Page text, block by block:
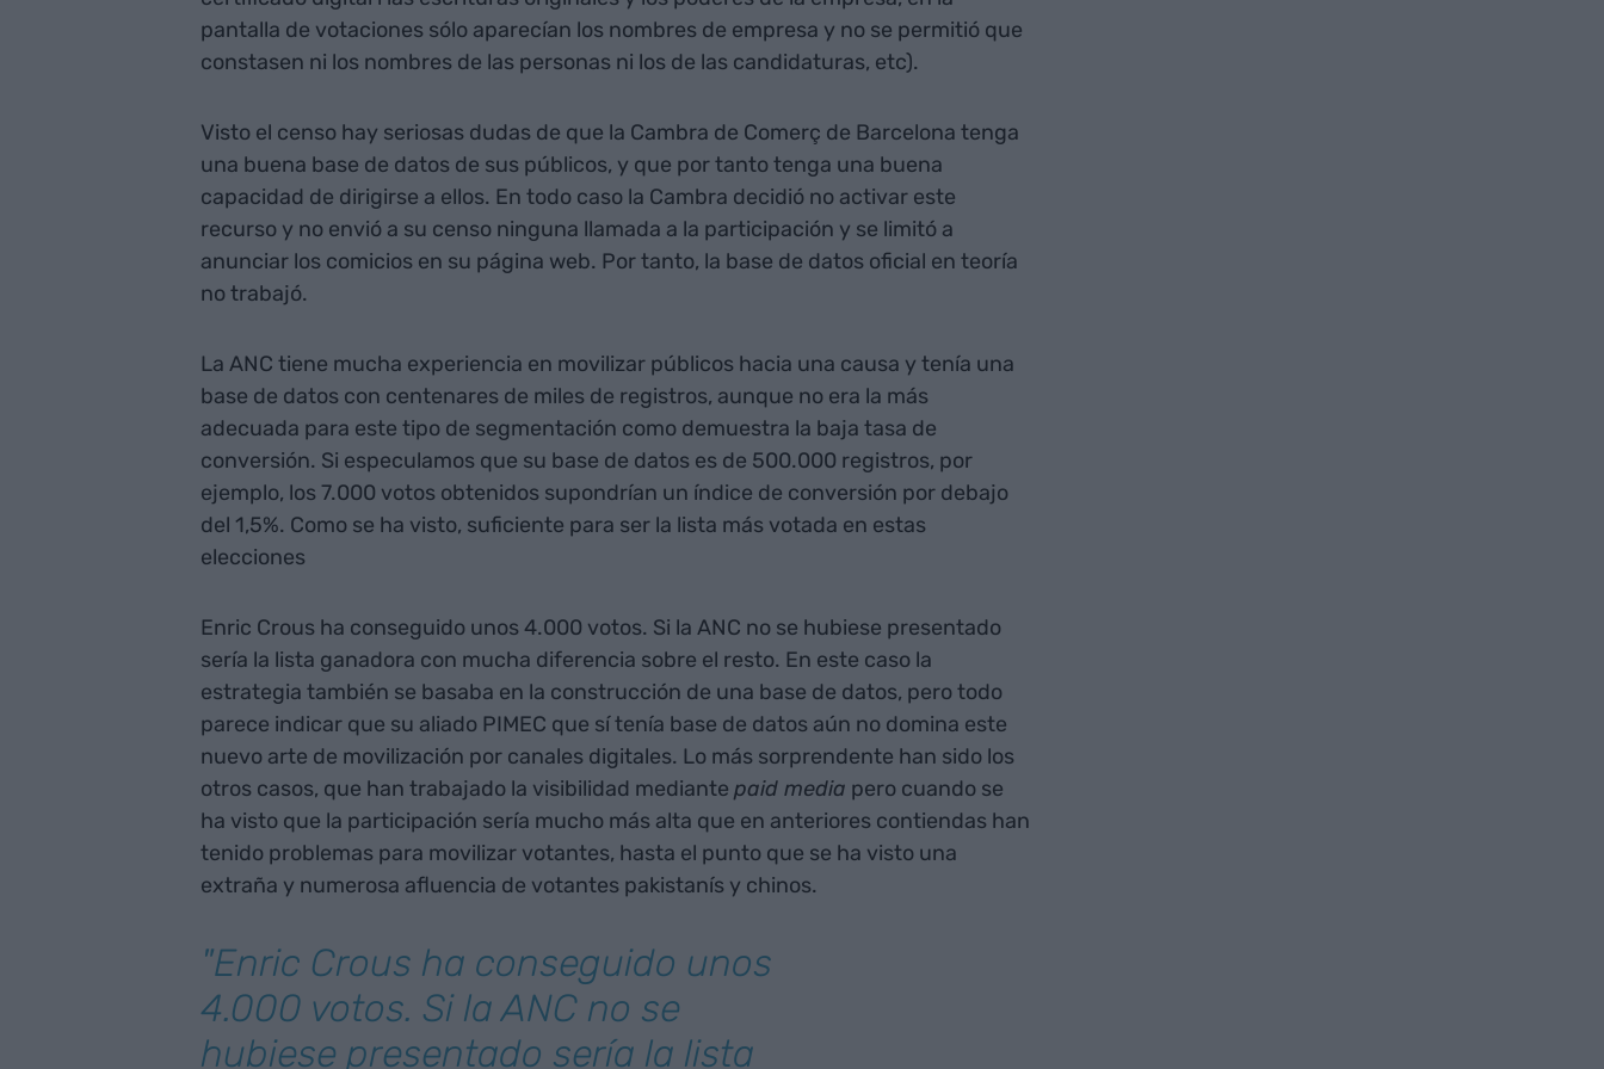
pantalla de votaciones sólo aparecían los nombres de empresa y no se permitió que
constasen ni los nombres de las personas ni los de las candidaturas, etc).
Visto el censo hay seriosas dudas de que la Cambra de Comerç de Barcelona tenga
una buena base de datos de sus públicos, y que por tanto tenga una buena
capacidad de dirigirse a ellos. En todo caso la Cambra decidió no activar este
recurso y no envió a su censo ninguna llamada a la participación y se limitó a
anunciar los comicios en su página web. Por tanto, la base de datos oficial en teoría
no trabajó.
La ANC tiene mucha experiencia en movilizar públicos hacia una causa y tenía una
base de datos con centenares de miles de registros, aunque no era la más
adecuada para este tipo de segmentación como demuestra la baja tasa de
conversión. Si especulamos que su base de datos es de 500.000 registros, por
ejemplo, los 7.000 votos obtenidos supondrían un índice de conversión por debajo
del 1,5%. Como se ha visto, suficiente para ser la lista más votada en estas
elecciones
Enric Crous ha conseguido unos 4.000 votos. Si la ANC no se hubiese presentado
sería la lista ganadora con mucha diferencia sobre el resto. En este caso la
estrategia también se basaba en la construcción de una base de datos, pero todo
parece indicar que su aliado PIMEC que sí tenía base de datos aún no domina este
nuevo arte de movilización por canales digitales. Lo más sorprendente han sido los
otros casos, que han trabajado la visibilidad mediante paid media pero cuando se
ha visto que la participación sería mucho más alta que en anteriores contiendas han
tenido problemas para movilizar votantes, hasta el punto que se ha visto una
extraña y numerosa afluencia de votantes pakistanís y chinos.
"Enric Crous ha conseguido unos
4.000 votos. Si la ANC no se
hubiese presentado sería la lista